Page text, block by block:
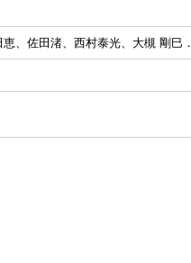
、佐田渚、西村泰光、大槻 剛巳．